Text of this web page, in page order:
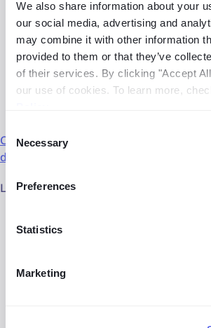
We also share information about your
our social media, advertising and
may combine it with other information
provided to them or that they’ve
of their services. By clicking "Accept
our use of cookies. To learn more,
Selection
Necessary
Preferences
Statistics
Marketing
Solicitações legais para remoção
direitos autorais
Prevenção de golpes
Como a pesquisa reversa de imagens
detectar o uso não autorizado de
Lista de exemplos dessas empresas:
Soluções de proteção de marca
remoção de ameaças digitais
Registro, proteção e remoção de